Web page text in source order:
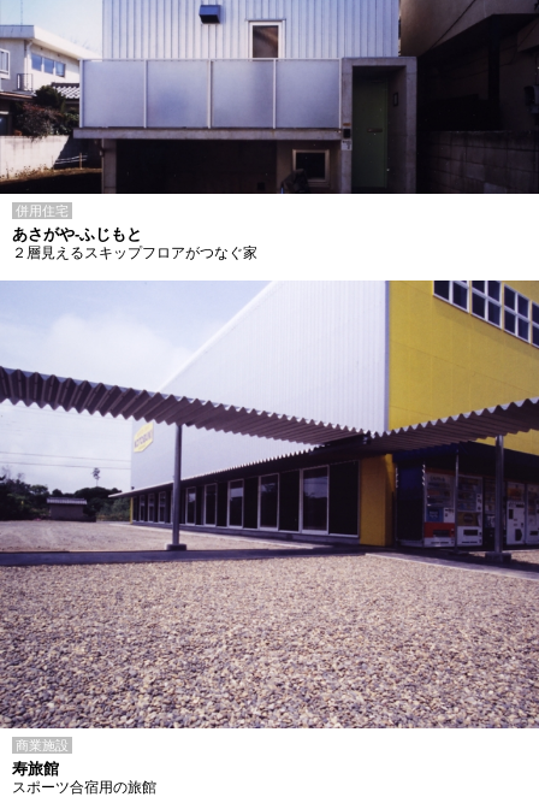
併用住宅
あさがや-ふじもと
２層見えるスキップフロアがつなぐ家
商業施設
寿旅館
スポーツ合宿用の旅館